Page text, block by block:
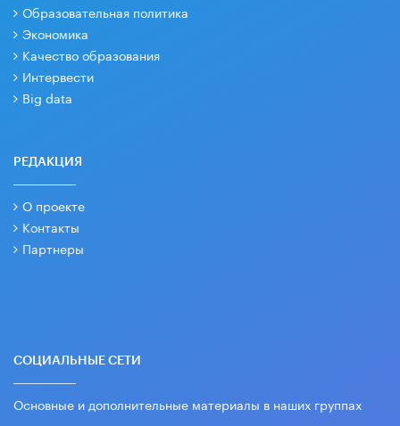
Образовательная политика
Экономика
Качество образования
Интервести
Big data
РЕДАКЦИЯ
О проекте
Контакты
Партнеры
СОЦИАЛЬНЫЕ СЕТИ
Основные и дополнительные материалы в наших группах